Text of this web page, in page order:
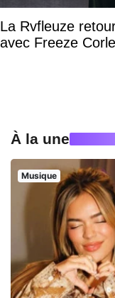
La Rvfleuze
avec Freeze
À la une
Musique